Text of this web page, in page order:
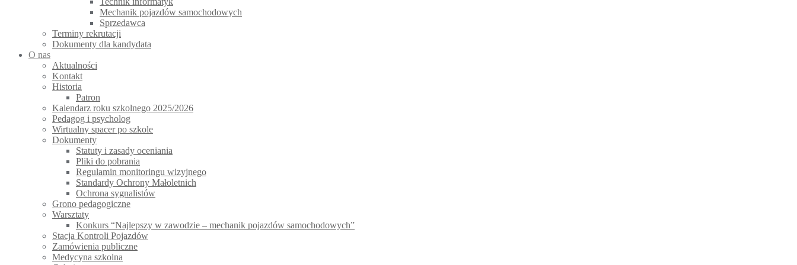
Mechanik pojazdów samochodowych
Sprzedawca
Terminy rekrutacji
Dokumenty dla kandydata
O nas
Aktualności
Kontakt
Historia
Patron
Kalendarz roku szkolnego 2025/2026
Pedagog i psycholog
Wirtualny spacer po szkole
Dokumenty
Statuty i zasady oceniania
Pliki do pobrania
Regulamin monitoringu wizyjnego
Standardy Ochrony Małoletnich
Ochrona sygnalistów
Grono pedagogiczne
Warsztaty
Konkurs “Najlepszy w zawodzie – mechanik pojazdów samochodowych”
Stacja Kontroli Pojazdów
Zamówienia publiczne
Medycyna szkolna